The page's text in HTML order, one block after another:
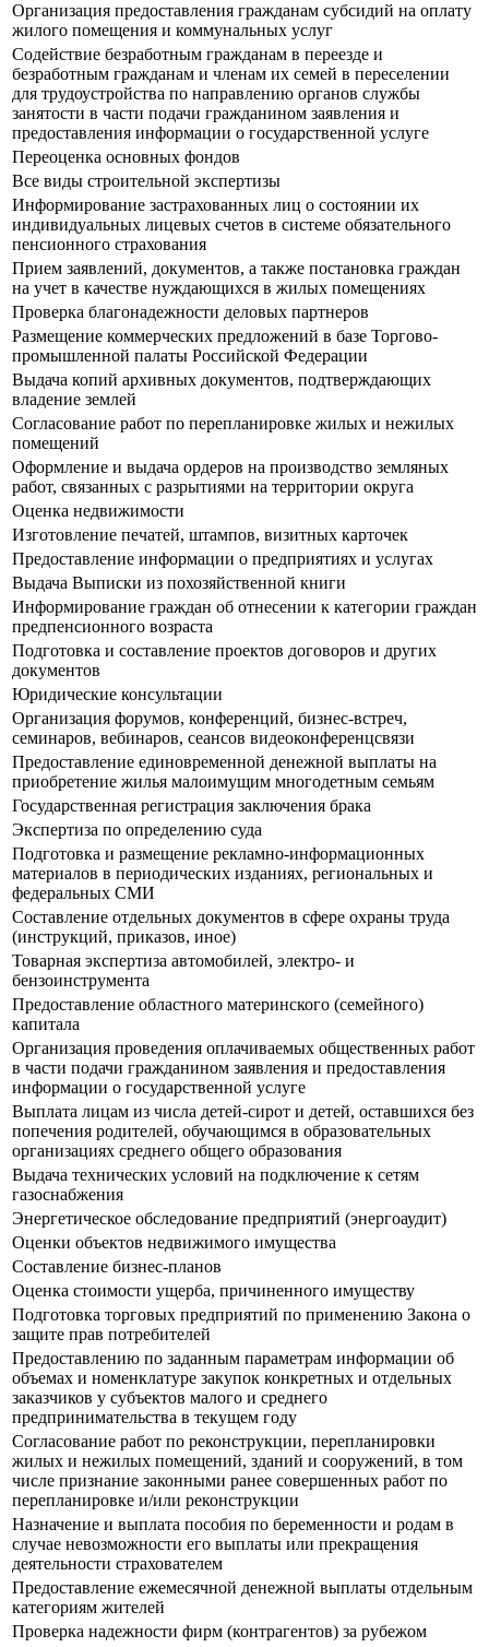
Организация предоставления гражданам субсидий на оплату
жилого помещения и коммунальных услуг
Содействие безработным гражданам в переезде и
безработным гражданам и членам их семей в переселении
для трудоустройства по направлению органов службы
занятости в части подачи гражданином заявления и
предоставления информации о государственной услуге
Переоценка основных фондов
Все виды строительной экспертизы
Информирование застрахованных лиц о состоянии их
индивидуальных лицевых счетов в системе обязательного
пенсионного страхования
Прием заявлений, документов, а также постановка граждан
на учет в качестве нуждающихся в жилых помещениях
Проверка благонадежности деловых партнеров
Размещение коммерческих предложений в базе Торгово-
промышленной палаты Российской Федерации
Выдача копий архивных документов, подтверждающих
владение землей
Согласование работ по перепланировке жилых и нежилых
помещений
Оформление и выдача ордеров на производство земляных
работ, связанных с разрытиями на территории округа
Оценка недвижимости
Изготовление печатей, штампов, визитных карточек
Предоставление информации о предприятиях и услугах
Выдача Выписки из похозяйственной книги
Информирование граждан об отнесении к категории граждан
предпенсионного возраста
Подготовка и составление проектов договоров и других
документов
Юридические консультации
Организация форумов, конференций, бизнес-встреч,
семинаров, вебинаров, сеансов видеоконференцсвязи
Предоставление единовременной денежной выплаты на
приобретение жилья малоимущим многодетным семьям
Государственная регистрация заключения брака
Экспертиза по определению суда
Подготовка и размещение рекламно-информационных
материалов в периодических изданиях, региональных и
федеральных СМИ
Составление отдельных документов в сфере охраны труда
(инструкций, приказов, иное)
Товарная экспертиза автомобилей, электро- и
бензоинструмента
Предоставление областного материнского (семейного)
капитала
Организация проведения оплачиваемых общественных работ
в части подачи гражданином заявления и предоставления
информации о государственной услуге
Выплата лицам из числа детей-сирот и детей, оставшихся без
попечения родителей, обучающимся в образовательных
организациях среднего общего образования
Выдача технических условий на подключение к сетям
газоснабжения
Энергетическое обследование предприятий (энергоаудит)
Оценки объектов недвижимого имущества
Составление бизнес-планов
Оценка стоимости ущерба, причиненного имуществу
Подготовка торговых предприятий по применению Закона о
защите прав потребителей
Предоставлению по заданным параметрам информации об
объемах и номенклатуре закупок конкретных и отдельных
заказчиков у субъектов малого и среднего
предпринимательства в текущем году
Согласование работ по реконструкции, перепланировки
жилых и нежилых помещений, зданий и сооружений, в том
числе признание законными ранее совершенных работ по
перепланировке и/или реконструкции
Назначение и выплата пособия по беременности и родам в
случае невозможности его выплаты или прекращения
деятельности страхователем
Предоставление ежемесячной денежной выплаты отдельным
категориям жителей
Проверка надежности фирм (контрагентов) за рубежом